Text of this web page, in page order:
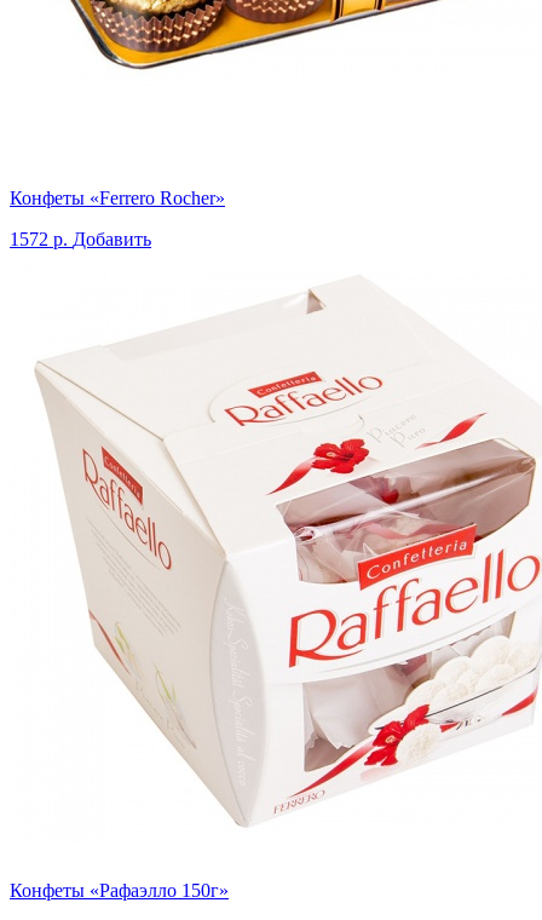
Конфеты «Ferrero Rocher»
1572 р. Добавить
Конфеты «Рафаэлло 150г»